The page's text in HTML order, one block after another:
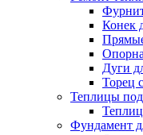
Конек
Дуги
Торец
Теплицы
Фундамент